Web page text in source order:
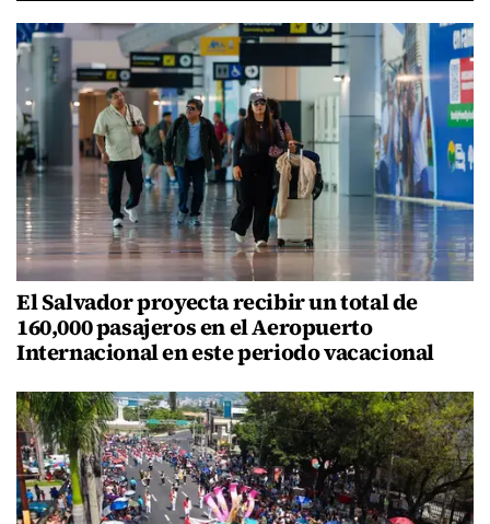
El Salvador proyecta recibir un total de
160,000 pasajeros en el Aeropuerto
Internacional en este periodo vacacional